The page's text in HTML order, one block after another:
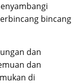
bincang
dan
dan
di